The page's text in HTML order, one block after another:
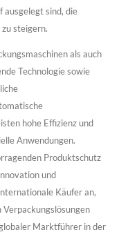
ausgelegt sind, die
steigern.
als auch
Technologie sowie
hohe Effizienz und
Anwendungen.
Produktschutz
und
Käufer an,
Marktführer in der